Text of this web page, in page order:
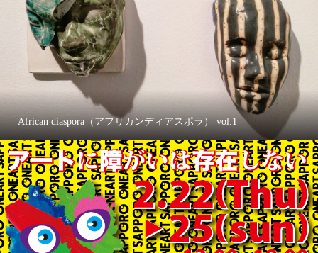
African diaspora（アフリカンディアスポラ） vol.1